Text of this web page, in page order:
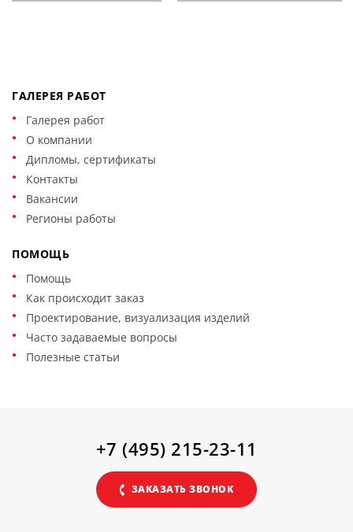
ГАЛЕРЕЯ РАБОТ
Галерея работ
О компании
Дипломы, сертификаты
Контакты
Вакансии
Регионы работы
ПОМОЩЬ
Помощь
Как происходит заказ
Проектирование, визуализация изделий
Часто задаваемые вопросы
Полезные статьи
+7 (495) 215-23-11
ЗАКАЗАТЬ ЗВОНОК